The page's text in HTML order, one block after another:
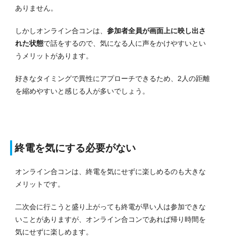
ありません。
しかしオンライン合コンは、 参加者全員が画面上に映し出さ
れた状態で話をするので、気になる人に声をかけやすいとい
うメリットがあります。
好きなタイミングで異性にアプローチできるため、2人の距離
を縮めやすいと感じる人が多いでしょう。
終電を気にする必要がない
オンライン合コンは、終電を気にせずに楽しめるのも大きな
メリットです。
二次会に行こうと盛り上がっても終電が早い人は参加できな
いことがありますが、オンライン合コンであれば帰り時間を
気にせずに楽しめます。